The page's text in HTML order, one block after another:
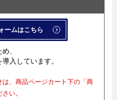
ームはこちら
、
入しています。
、商品ページカート下の「商
い。